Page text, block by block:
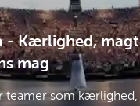
- Kærlighed, magt
mag
teamer som kærlighed,